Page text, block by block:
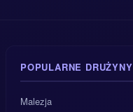
POPULARNE DRUŻYNY
Malezja